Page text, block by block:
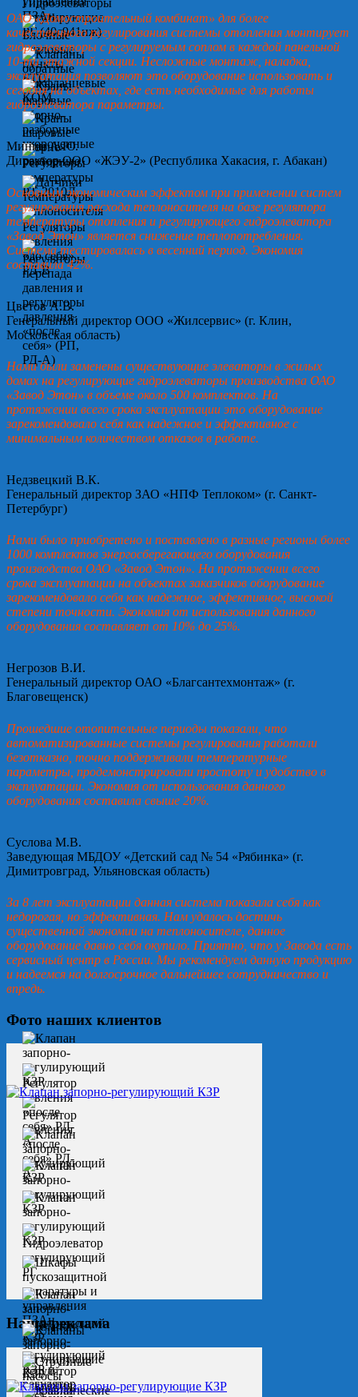
ОАО «Домостроительный комбинат» для более
качественного регулирования системы отопления монтирует
гидроэлеваторы с регулируемым соплом в каждой панельной
10-ти этажной секции. Несложные монтаж, наладка,
эксплуатация позволяют это оборудование использовать и
сегодня на объектах, где есть необходимые для работы
гидроэлеватора параметры.
Минин А.Ю.
Директор ООО «ЖЭУ-2» (Республика Хакасия, г. Абакан)
Основным экономическим эффектом при применении систем
регулирования расхода теплоносителя на базе регулятора
температуры отопления и регулирующего гидроэлеватора
«Завод Этон» является снижение теплопотребления.
Система тестировалась в весенний период. Экономия
составила 42%.
Цветов А.В.
Генеральный директор ООО «Жилсервис» (г. Клин,
Московская область)
Нами были заменены существующие элеваторы в жилых
домах на регулирующие гидроэлеваторы производства ОАО
«Завод Этон» в объеме около 500 комплектов. На
протяжении всего срока эксплуатации это оборудование
зарекомендовало себя как надежное и эффективное с
минимальным количеством отказов в работе.
Недзвецкий В.К.
Генеральный директор ЗАО «НПФ Теплоком» (г. Санкт-
Петербург)
Нами было приобретено и поставлено в разные регионы более
1000 комплектов энергосберегающего оборудования
производства ОАО «Завод Этон». На протяжении всего
срока эксплуатации на объектах заказчиков оборудование
зарекомендовало себя как надежное, эффективное, высокой
степени точности. Экономия от использования данного
оборудования составляет от 10% до 25%.
Негрозов В.И.
Генеральный директор ОАО «Благсантехмонтаж» (г.
Благовещенск)
Прошедшие отопительные периоды показали, что
автоматизированные системы регулирования работали
безотказно, точно поддерживали температурные
параметры, продемонстрировали простоту и удобство в
эксплуатации. Экономия от использования данного
оборудования составила свыше 20%.
Суслова М.В.
Заведующая МБДОУ «Детский сад № 54 «Рябинка» (г.
Димитровград, Ульяновская область)
За 8 лет эксплуатации данная система показала себя как
недорогая, но эффективная. Нам удалось достичь
существенной экономии на теплоносителе, данное
оборудование давно себя окупило. Приятно, что у Завода есть
сервисный центр в России. Мы рекомендуем данную продукцию
и надеемся на долгосрочное дальнейшее сотрудничество и
впредь.
Фото наших клиентов
Наша реклама